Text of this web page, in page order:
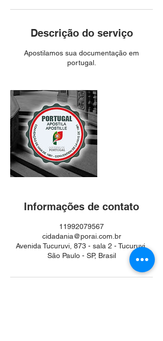
Descrição do serviço
Apostilamos sua documentação em
portugal.
Informações de contato
11992079567
cidadania@porai.com.br
Avenida Tucuruvi, 873 - sala 2 - Tucuruvi,
São Paulo - SP, Brasil